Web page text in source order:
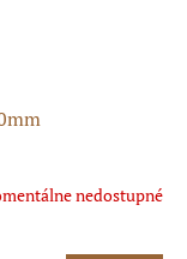
nedostupné